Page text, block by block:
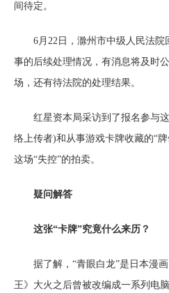
间待定。
6月22日，滁州市中级人民法院
事的后续处理情况，有消息将及时
场，还有待法院的处理结果。
红星资本局采访到了报名参与这
络上传者)和从事游戏卡牌收藏的“
这场“失控”的拍卖。
疑问解答
这张“卡牌”究竟什么来历？
据了解，“青眼白龙”是日本漫画
王》大火之后曾被改编成一系列电